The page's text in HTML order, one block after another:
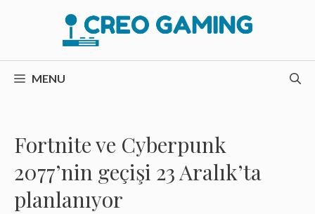
MENU
Fortnite ve Cyberpunk
2077’nin geçişi 23 Aralık’ta
planlanıyor